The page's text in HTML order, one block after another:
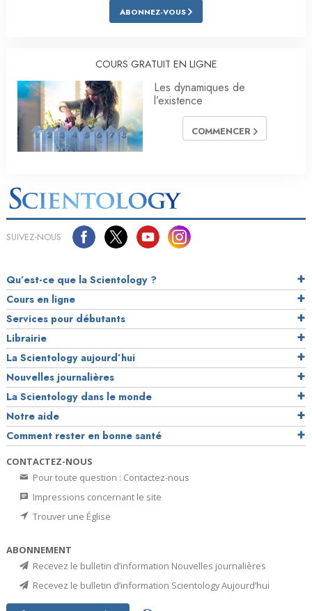
ABONNEZ-VOUS
COURS GRATUIT EN LIGNE
Les dynamiques de
l’existence
COMMENCER
SUIVEZ-NOUS
Qu’est-ce que la Scientology ?
Cours en ligne
Services pour débutants
Librairie
La Scientology aujourd’hui
Nouvelles journalières
La Scientology dans le monde
Notre aide
Comment rester en bonne santé
CONTACTEZ-NOUS
Pour toute question : Contactez-nous
Impressions concernant le site
Trouver une Église
ABONNEMENT
Recevez le bulletin d’information Nouvelles journalières
Recevez le bulletin d’information Scientology Aujourd’hui